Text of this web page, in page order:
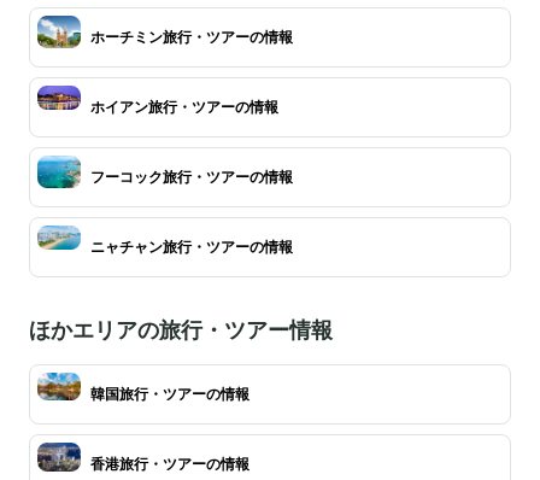
ホーチミン旅行・ツアーの情報
ホイアン旅行・ツアーの情報
フーコック旅行・ツアーの情報
ニャチャン旅行・ツアーの情報
ほかエリアの旅行・ツアー情報
韓国旅行・ツアーの情報
香港旅行・ツアーの情報